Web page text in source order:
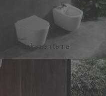
Doskonała
Ceramika sanitarna